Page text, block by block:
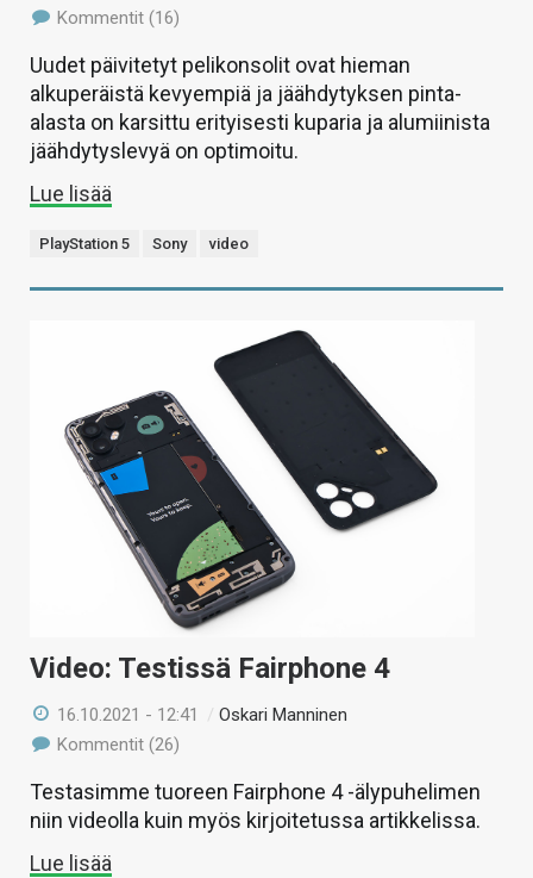
Kommentit (16)
Uudet päivitetyt pelikonsolit ovat hieman
alkuperäistä kevyempiä ja jäähdytyksen pinta-
alasta on karsittu erityisesti kuparia ja alumiinista
jäähdytyslevyä on optimoitu.
Lue lisää
PlayStation 5 Sony video
Video: Testissä Fairphone 4
16.10.2021 - 12:41 /Oskari Manninen
Kommentit (26)
Testasimme tuoreen Fairphone 4 -älypuhelimen
niin videolla kuin myös kirjoitetussa artikkelissa.
Lue lisää